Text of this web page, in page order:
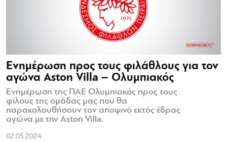
Ενημέρωση προς τους φιλάθλους για τον
αγώνα Aston Villa – Ολυμπιακός
Ενημέρωση της ΠΑΕ Ολυμπιακός προς τους
φίλους της ομάδας μας που θα
παρακολουθήσουν τον αποψινό εκτός έδρας
αγώνα με την Aston Villa.
02.05.2024